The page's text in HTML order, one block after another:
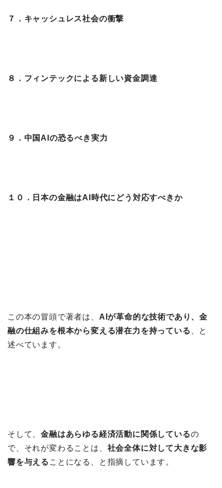
７．キャッシュレス社会の衝撃
８．フィンテックによる新しい資金調達
９．中国AIの恐るべき実力
１０．日本の金融はAI時代にどう対応すべきか
この本の冒頭で著者は、 AIが革命的な技術であり、金
融の仕組みを根本から変える潜在力を持っている 、と
述べています。
そして、金融はあらゆる経済活動に関係しているの
で、それが変わることは、 社会全体に対して大きな影
響を与える ことになる、と指摘しています。